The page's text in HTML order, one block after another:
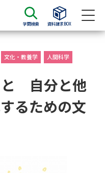
学問検索 資料請求BOX
資料検索
文化・教養学 人間科学
と 自分と他
るための文